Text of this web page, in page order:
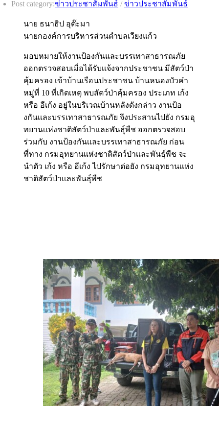
Post category:ข่าวประชาสัมพันธ์ / ข่าวประชาสัมพันธ์
นาย ธนาธิป อุต๊ะมา
นายกองค์การบริหารส่วนตำบลเวียงแก้ว
มอบหมายให้งานป้องกันและบรรเทาสาธารณภัย
ออกตรวจสอบเมื่อได้รับเเจ้งจากประชาชน มีสัตว์ป่า
คุ้มครอง เข้าบ้านเรือนประชาชน บ้านหนองบัวคำ
หมู่ที่ 10 ที่เกิดเหตุ พบสัตว์ป่าคุ้มครอง ประเภท เก้ง
หรือ อีเก้ง อยู่ในบริเวณบ้านหลังดังกล่าว งานป้อ
งกันเเละบรรเทาสาธารณภัย จึงประสานไปยัง กรมอุ
ทยานเเห่งชาติสัตว์ป่าเเละพันธุ์พืช ออกตรวจสอบ
ร่วมกับ งานป้องกันเเละบรรเทาสาธารณภัย ก่อน
ที่ทาง กรมอุทยานเเห่งชาติสัตว์ป่าเเละพันธุ์พืช จะ
นำตัว เก้ง หรือ อีเก้ง ไปรักษาต่อยัง กรมอุทยานเเห่ง
ชาติสัตว์ป่าเเละพันธุ์พืช